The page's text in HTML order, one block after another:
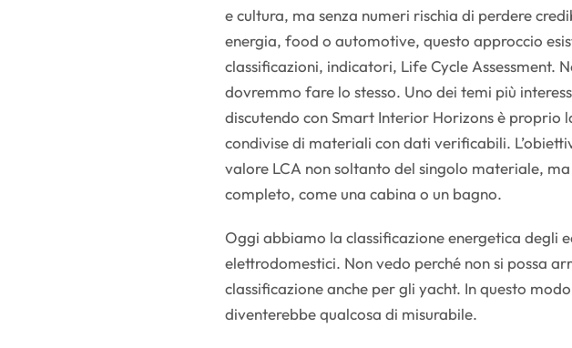
e cultura, ma senza numeri rischia di perdere
energia, food o automotive, questo approccio
classificazioni, indicatori, Life Cycle Assessment.
dovremmo fare lo stesso. Uno dei temi più
discutendo con Smart Interior Horizons è proprio
condivise di materiali con dati verificabili.
valore LCA non soltanto del singolo materiale,
completo, come una cabina o un bagno.
Oggi abbiamo la classificazione energetica degli
elettrodomestici. Non vedo perché non si possa
classificazione anche per gli yacht. In questo
diventerebbe qualcosa di misurabile.